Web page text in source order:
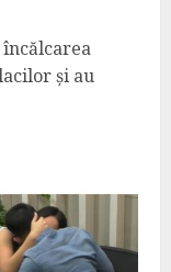
și au